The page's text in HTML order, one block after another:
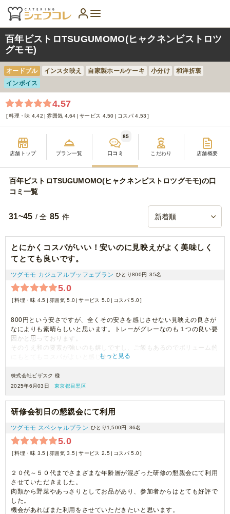
百年ビストロTSUGUMOMO(ヒャクネンビストロツ
グモモ)
オードブル インスタ映え 自家製ホールケーキ 小分け
和洋折衷
インボイス
4.57
料理・味 4.42 雰囲気 4.64 サービス 4.50 コスパ 4.53
店舗トップ プラン一覧 口コミ
85
こだわり 店舗概要
百年ビストロTSUGUMOMO(ヒャクネンビストロツグモモ)の口
コミ一覧
31~45 / 全 85 件
とにかくコスパがいい！安いのに見映えがよく美味しく
てとても良いです。
ツグモモ カジュアルブッフェプラン ひとり800円 35名
5.0
料理・味 4.5 雰囲気 5.0 サービス 5.0 コスパ 5.0
800円という安さですが、全くその安さを感じさせない見映えの良さが
なによりも素晴らしいと思います。トレーがグレーなのも１つの良い要
因かと思っております。
そのうえ和の要素が強いのも嬉しですし、ご飯もあるのでボリューム的
にもとてもコスパがよいと感じます。
豪華に見せたいけど予算は押さえたい！というときにぴったりだと思い
ます。
もっと見る
株式会社ビザスク 様
2025年6月03日
東京都目黒区
研修会初日の懇親会にて利用
ツグモモ スペシャルプラン ひとり1,500円 36名
5.0
料理・味 3.5 雰囲気 3.5 サービス 2.5 コスパ 5.0
２０代～５０代までさまざまな年齢層が混ざった研修の懇親会にて利用
させていただきました。
肉類から野菜やあっさりとしてお品があり、参加者からはとても好評で
した。
機会があればまた利用をさせていただきたいと思います。